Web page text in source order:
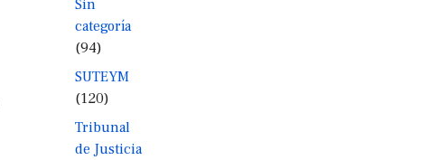
Sin
categoría
(94)
SUTEYM
(120)
Tribunal
de Justicia